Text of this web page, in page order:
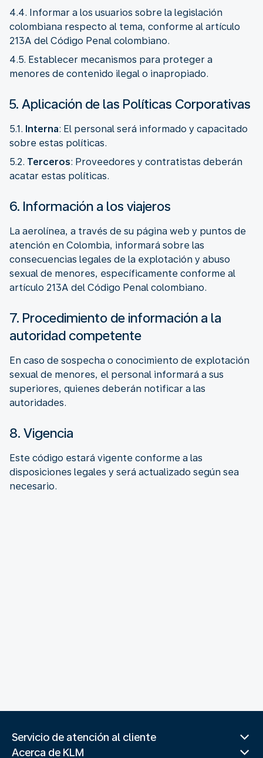
4.4. Informar a los usuarios sobre la legislación
colombiana respecto al tema, conforme al artículo
213A del Código Penal colombiano.
4.5. Establecer mecanismos para proteger a
menores de contenido ilegal o inapropiado.
5. Aplicación de las Políticas Corporativas
5.1. Interna: El personal será informado y capacitado
sobre estas políticas.
5.2. Terceros: Proveedores y contratistas deberán
acatar estas políticas.
6. Información a los viajeros
La aerolínea, a través de su página web y puntos de
atención en Colombia, informará sobre las
consecuencias legales de la explotación y abuso
sexual de menores, específicamente conforme al
artículo 213A del Código Penal colombiano.
7. Procedimiento de información a la
autoridad competente
En caso de sospecha o conocimiento de explotación
sexual de menores, el personal informará a sus
superiores, quienes deberán notificar a las
autoridades.
8. Vigencia
Este código estará vigente conforme a las
disposiciones legales y será actualizado según sea
necesario.
Servicio de atención al cliente
Acerca de KLM